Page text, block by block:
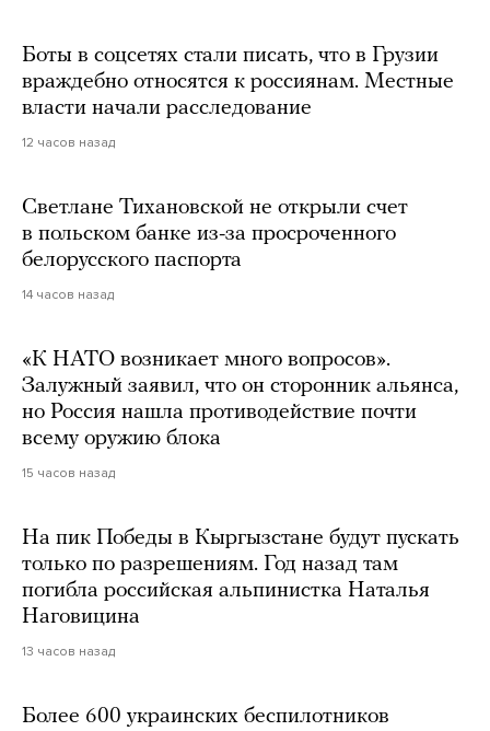
Боты в соцсетях стали писать, что в Грузии
враждебно относятся к россиянам. Местные
власти начали расследование
12 часов назад
Светлане Тихановской не открыли счет
в польском банке из-за просроченного
белорусского паспорта
14 часов назад
«К НАТО возникает много вопросов».
Залужный заявил, что он сторонник альянса,
но Россия нашла противодействие почти
всему оружию блока
15 часов назад
На пик Победы в Кыргызстане будут пускать
только по разрешениям. Год назад там
погибла российская альпинистка Наталья
Наговицина
13 часов назад
Более 600 украинских беспилотников